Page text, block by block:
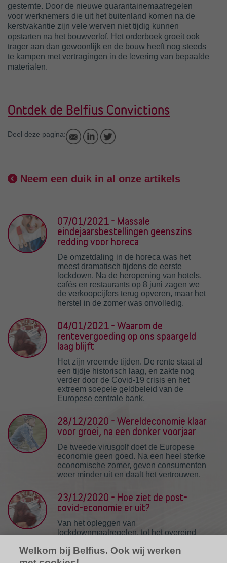
gesternte. Door de nieuwe quarantainemaatregelen
voor werknemers die uit het buitenland komen na de
kerstvakantie zijn vele werven niet tijdig kunnen
opstarten na het bouwverlof. Het orderboek groeit ook
trager aan dan gewoonlijk en de bouw heeft nog steeds
te kampen met vertragingen in de levering van bepaalde
materialen.
Ontdek de Belfius Convictions
Deel deze pagina:
Neem een duik in al onze artikels
07/01/2021 - Massale
eindejaarsbestellingen geenszins
redding voor horeca
De omzetdaling in de horeca was het
meest dramatisch tijdens de eerste
lockdown. Na de heropening van hotels,
cafés en restaurants op 8 juni zagen we
de verkoopcijfers terug opveren, maar het
herstel in de zomer was onvolledig.
04/01/2021 - Waarom de
rentevergoeding op ons spaargeld
laag blijft
Het zijn vreemde tijden. De rente staat al
een tijdje historisch laag, en zakte nog
verder door de Covid-19 crisis en het
extreem soepele geldbeleid van de
Europese centrale bank.
28/12/2020 - Wereldeconomie klaar
voor groei, na een donker voorjaar
De tweede virusgolf doet de Europese
economie geen goed. Na een heel sterke
economische zomer, geven consumenten
weer minder uit en daalt het vertrouwen.
23/12/2020 - Hoe ziet de post-
covid-economie er uit?
Van het opleggen van
lockdownmaatregelen, tot het overeind
woonzorgcentra en onze hele economie.
De rol van de overheid in deze Covid-19
Welkom bij Belfius. Ook wij werken